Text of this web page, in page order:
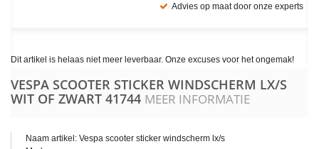
Advies op maat door onze experts
Dit artikel is helaas niet meer leverbaar. Onze excuses voor het ongemak!
VESPA SCOOTER STICKER WINDSCHERM LX/S
WIT OF ZWART 41744 MEER INFORMATIE
Naam artikel: Vespa scooter sticker windscherm lx/s